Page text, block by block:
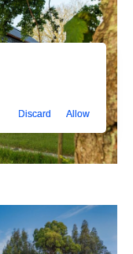
Discard Allow